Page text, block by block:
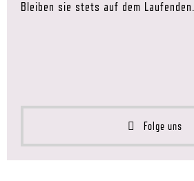
Bleiben sie stets auf dem Laufenden.
Folge uns